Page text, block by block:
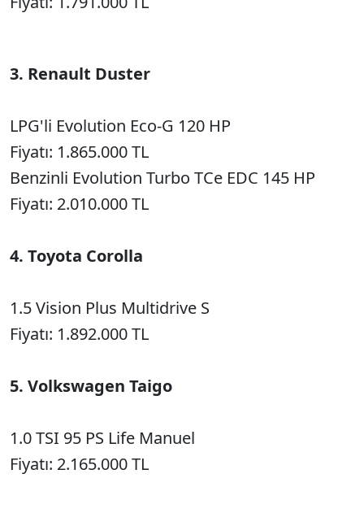
3. Renault Duster
LPG'li Evolution Eco-G 120 HP
Fiyatı: 1.865.000 TL
Benzinli Evolution Turbo TCe EDC 145 HP
Fiyatı: 2.010.000 TL
4. Toyota Corolla
1.5 Vision Plus Multidrive S
Fiyatı: 1.892.000 TL
5. Volkswagen Taigo
1.0 TSI 95 PS Life Manuel
Fiyatı: 2.165.000 TL